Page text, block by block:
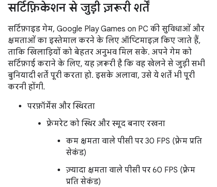
सर्टिफ़िकेशन से जुड़ी ज़रूरी शर्तें
सर्टिफ़ाइड गेम, Google Play Games on PC की सुविधाओं और
क्षमताओं का इस्तेमाल करने के लिए ऑप्टिमाइज़ किए जाते हैं,
ताकि खिलाड़ियों को बेहतर अनुभव मिल सके. अपने गेम को
सर्टिफ़ाई कराने के लिए, यह ज़रूरी है कि वह खेलने से जुड़ी सभी
बुनियादी शर्तें पूरी करता हो. इसके अलावा, उसे ये शर्तें भी पूरी
करनी होंगी.
परफ़ॉर्मेंस और स्थिरता
फ़्रेमरेट को स्थिर और स्मूद बनाए रखना
कम क्षमता वाले पीसी पर 30 FPS (फ़्रेम प्रति
सेकंड)
ज़्यादा क्षमता वाले पीसी पर 60 FPS (फ़्रेम
प्रति सेकंड)